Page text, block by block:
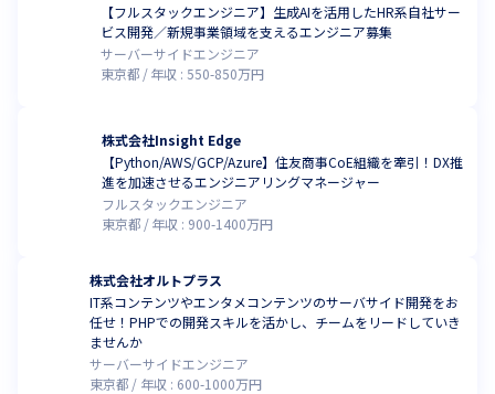
【フルスタックエンジニア】生成AIを活用したHR系自社サー
ビス開発／新規事業領域を支えるエンジニア募集
サーバーサイドエンジニア
東京都
年収 :550-850万円
株式会社Insight Edge
【Python/AWS/GCP/Azure】住友商事CoE組織を牽引！DX推
進を加速させるエンジニアリングマネージャー
フルスタックエンジニア
東京都
年収 : 900-1400万円
株式会社オルトプラス
IT系コンテンツやエンタメコンテンツのサーバサイド開発をお
任せ！PHPでの開発スキルを活かし、チームをリードしていき
ませんか
サーバーサイドエンジニア
東京都
年収 : 600-1000万円